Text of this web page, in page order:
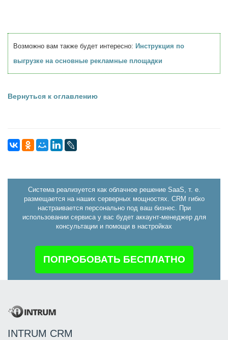
Возможно вам также будет интересно: Инструкция по
выгрузке на основные рекламные площадки
Вернуться к оглавлению
Система реализуется как облачное решение SaaS, т. е.
размещается на наших серверных мощностях. CRM гибко
настраивается персонально под ваш бизнес. При
использовании сервиса у вас будет аккаунт-менеджер для
консультации и помощи в настройках
ПОПРОБОВАТЬ БЕСПЛАТНО
INTRUM CRM